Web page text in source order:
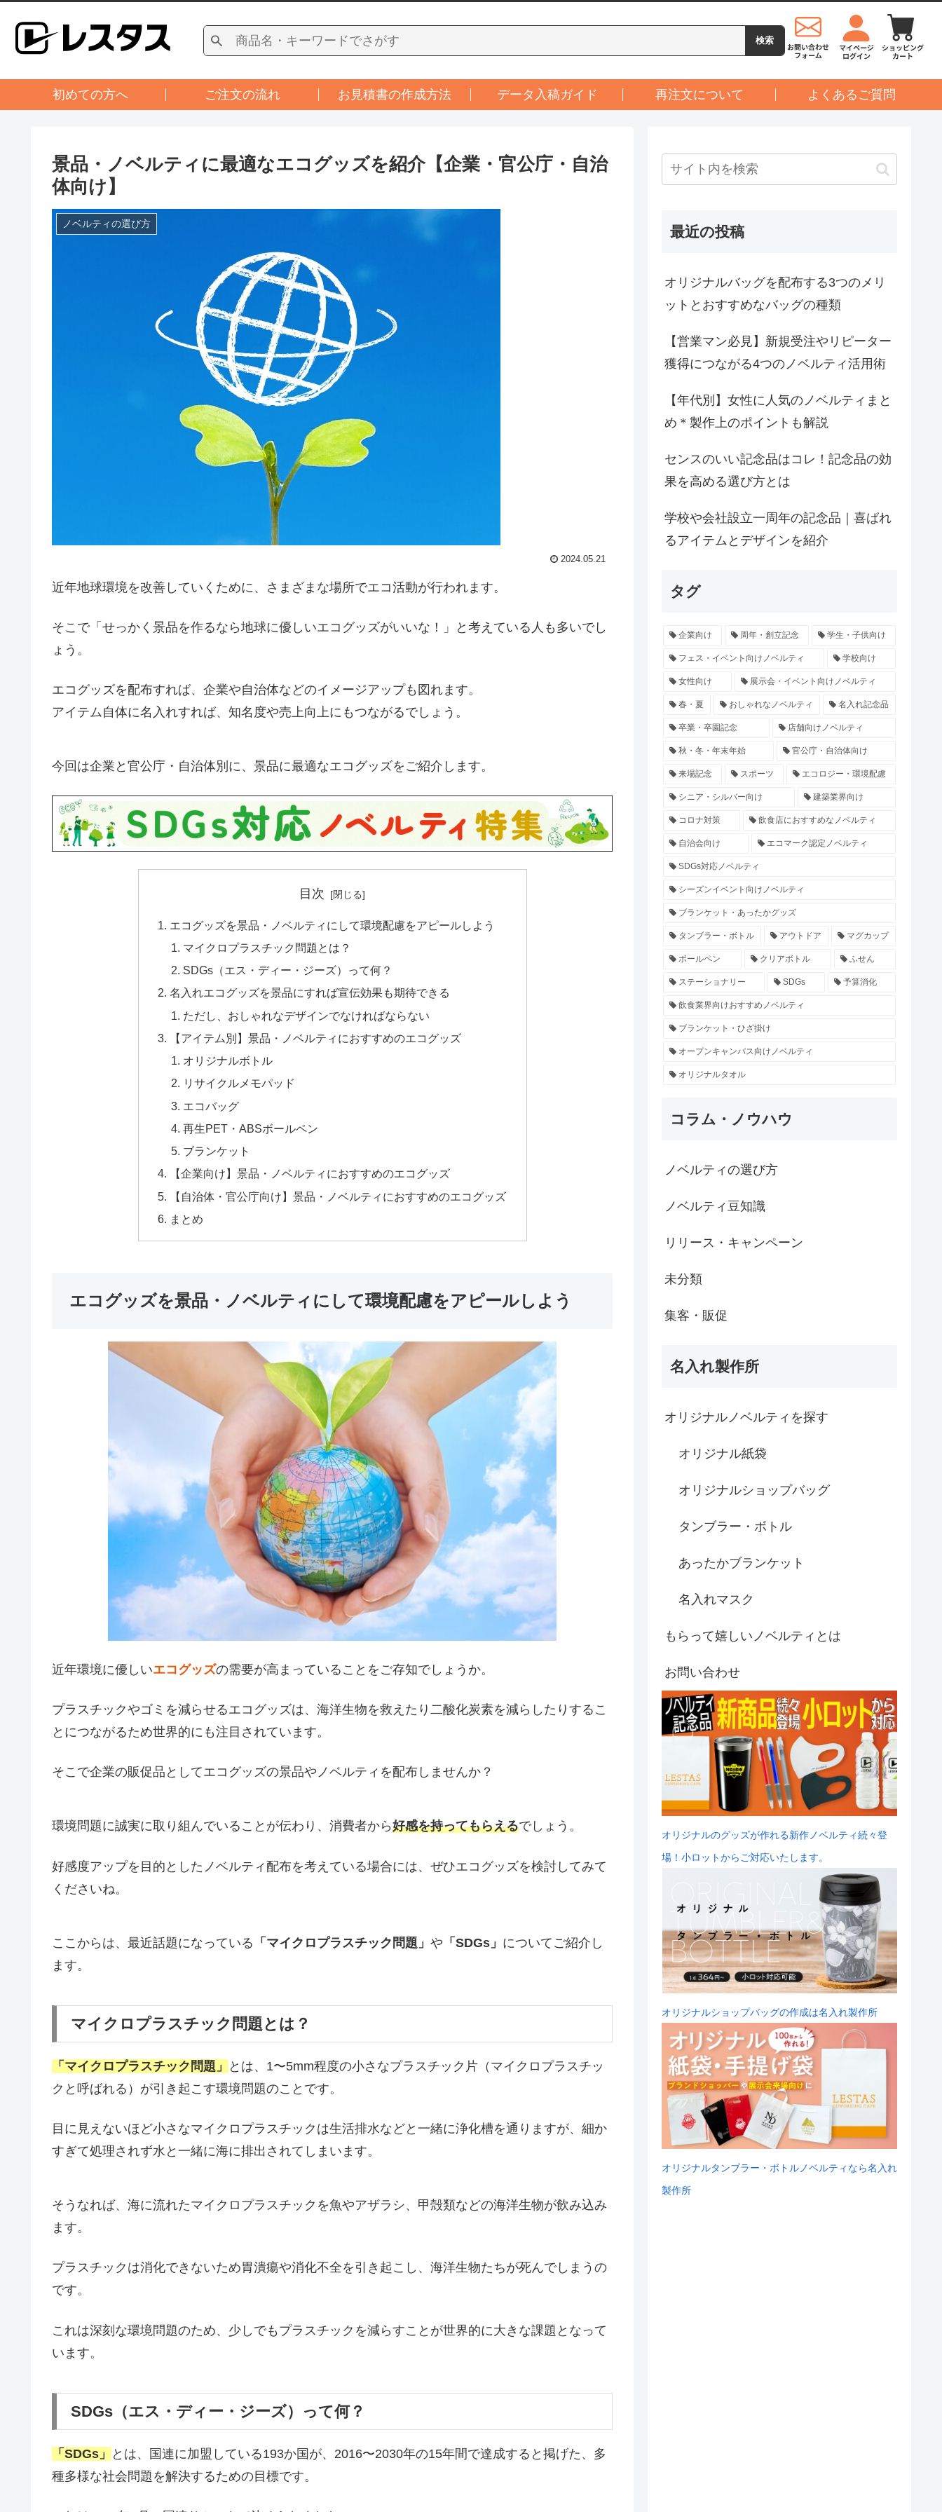
初めての方へ ご注文の流れ お見積書の作成方法 データ入稿ガイド 再注文について よくあるご質問
景品・ノベルティに最適なエコグッズを紹介【企業・官公庁・自治
体向け】
ノベルティの選び方
2024.05.21
近年地球環境を改善していくために、さまざまな場所でエコ活動が行われます。
そこで「せっかく景品を作るなら地球に優しいエコグッズがいいな！」と考えている人も多いでし
ょう。
エコグッズを配布すれば、企業や自治体などのイメージアップも図れます。
アイテム自体に名入れすれば、知名度や売上向上にもつながるでしょう。
今回は企業と官公庁・自治体別に、景品に最適なエコグッズをご紹介します。
目次
エコグッズを景品・ノベルティにして環境配慮をアピールしよう
マイクロプラスチック問題とは？
SDGs（エス・ディー・ジーズ）って何？
名入れエコグッズを景品にすれば宣伝効果も期待できる
ただし、おしゃれなデザインでなければならない
【アイテム別】景品・ノベルティにおすすめのエコグッズ
オリジナルボトル
リサイクルメモパッド
エコバッグ
再生PET・ABSボールペン
ブランケット
【企業向け】景品・ノベルティにおすすめのエコグッズ
【自治体・官公庁向け】景品・ノベルティにおすすめのエコグッズ
まとめ
エコグッズを景品・ノベルティにして環境配慮をアピールしよう
近年環境に優しいエコグッズの需要が高まっていることをご存知でしょうか。
プラスチックやゴミを減らせるエコグッズは、海洋生物を救えたり二酸化炭素を減らしたりするこ
とにつながるため世界的にも注目されています。
そこで企業の販促品としてエコグッズの景品やノベルティを配布しませんか？
環境問題に誠実に取り組んでいることが伝わり、消費者から好感を持ってもらえるでしょう。
好感度アップを目的としたノベルティ配布を考えている場合には、ぜひエコグッズを検討してみて
くださいね。
ここからは、最近話題になっている 「マイクロプラスチック問題」 や 「SDGs」 についてご紹介し
ます。
マイクロプラスチック問題とは？
「マイクロプラスチック問題」
とは、1〜5mm程度の小さなプラスチック片（マイクロプラスチッ
クと呼ばれる）が引き起こす環境問題のことです。
目に見えないほど小さなマイクロプラスチックは生活排水などと一緒に浄化槽を通りますが、細か
すぎて処理されず水と一緒に海に排出されてしまいます。
そうなれば、海に流れたマイクロプラスチックを魚やアザラシ、甲殻類などの海洋生物が飲み込み
ます。
プラスチックは消化できないため胃潰瘍や消化不全を引き起こし、海洋生物たちが死んでしまうの
です。
これは深刻な環境問題のため、少しでもプラスチックを減らすことが世界的に大きな課題となって
います。
SDGs（エス・ディー・ジーズ）って何？
「SDGs」
とは、国連に加盟している193か国が、2016〜2030年の15年間で達成すると掲げた、多
種多様な社会問題を解決するための目標です。
最近の投稿
オリジナルバッグを配布する3つのメリ
ットとおすすめなバッグの種類
【営業マン必見】新規受注やリピーター
獲得につながる4つのノベルティ活用術
【年代別】女性に人気のノベルティまと
め＊製作上のポイントも解説
センスのいい記念品はコレ！記念品の効
果を高める選び方とは
学校や会社設立一周年の記念品｜喜ばれ
るアイテムとデザインを紹介
タグ
企業向け 周年・創立記念 学生・子供向け
フェス・イベント向けノベルティ 学校向け
女性向け 展示会・イベント向けノベルティ
春・夏 おしゃれなノベルティ 名入れ記念品
卒業・卒園記念 店舗向けノベルティ
秋・冬・年末年始 官公庁・自治体向け
来場記念 スポーツ エコロジー・環境配慮
シニア・シルバー向け 建築業界向け
コロナ対策 飲食店におすすめなノベルティ
自治会向け エコマーク認定ノベルティ
SDGs対応ノベルティ
シーズンイベント向けノベルティ
ブランケット・あったかグッズ
タンブラー・ボトル アウトドア マグカップ
ボールペン クリアボトル ふせん
ステーショナリー SDGs 予算消化
飲食業界向けおすすめノベルティ
ブランケット・ひざ掛け
オープンキャンパス向けノベルティ
オリジナルタオル
コラム・ノウハウ
ノベルティの選び方
ノベルティ豆知識
リリース・キャンペーン
未分類
集客・販促
名入れ製作所
オリジナルノベルティを探す
オリジナル紙袋
オリジナルショップバッグ
タンブラー・ボトル
あったかブランケット
名入れマスク
もらって嬉しいノベルティとは
お問い合わせ
オリジナルのグッズが作れる新作ノベルティ続々登
場！小ロットからご対応いたします。
オリジナルショップバッグの作成は名入れ製作所
オリジナルタンブラー・ボトルノベルティなら名入れ
製作所